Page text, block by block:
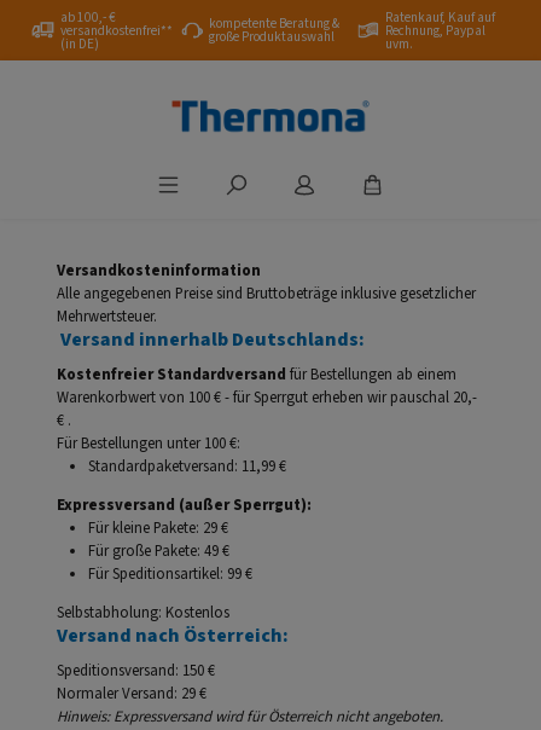
Zum Hauptinhalt springen
ab 100,- €
versandkostenfrei**
(in DE)
kompetente Beratung &
große Produktauswahl
Ratenkauf, Kauf auf
Rechnung, Paypal
uvm.
Versandkosteninformation
Alle angegebenen Preise sind Bruttobeträge inklusive gesetzlicher
Mehrwertsteuer.
Versand innerhalb Deutschlands:
Kostenfreier Standardversand für Bestellungen ab einem
Warenkorbwert von 100 € - für Sperrgut erheben wir pauschal 20,-
€ .
Für Bestellungen unter 100 €:
Standardpaketversand: 11,99 €
Expressversand (außer Sperrgut):
Für kleine Pakete: 29 €
Für große Pakete: 49 €
Für Speditionsartikel: 99 €
Selbstabholung: Kostenlos
Versand nach Österreich:
Speditionsversand: 150 €
Normaler Versand: 29 €
Hinweis: Expressversand wird für Österreich nicht angeboten.